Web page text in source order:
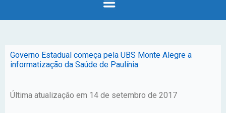
Governo Estadual começa pela UBS Monte Alegre a
informatização da Saúde de Paulínia
Última atualização em 14 de setembro de 2017